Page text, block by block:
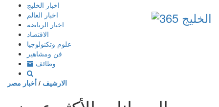
إذهب
المحتوى
اخبار الخليج
اخبار العالم
اخبار الرياضه
الاقتصاد
علوم وتكنولوجيا
فن ومشاهير
وظائف
الارشيف / أخبار مصر